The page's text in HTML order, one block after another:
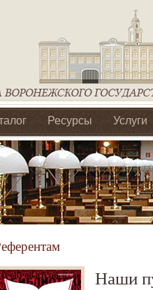
Ресурсы Услуги
Ассоциации
Наши